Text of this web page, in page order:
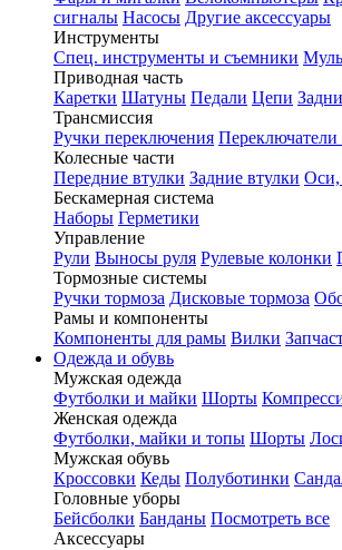
сигналы Насосы Другие аксессуары
Инструменты
Спец. инструменты и съемники
Приводная часть
Каретки Шатуны Педали Цепи
Трансмиссия
Ручки переключения Переключатели
Колесные части
Передние втулки Задние втулки Оси,
Бескамерная система
Наборы Герметики
Управление
Рули Выносы руля Рулевые колонки
Тормозные системы
Ручки тормоза Дисковые тормоза
Рамы и компоненты
Компоненты для рамы Вилки
Одежда и обувь
Мужская одежда
Футболки и майки Шорты
Женская одежда
Футболки, майки и топы Шорты
Мужская обувь
Кроссовки Кеды Полуботинки
Головные уборы
Бейсболки Банданы Посмотреть все
Аксессуары